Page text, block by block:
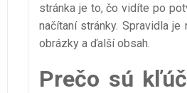
stránka je to, čo vidíte po
načítaní stránky. Spravidla je
obrázky a ďalší obsah.
Prečo sú